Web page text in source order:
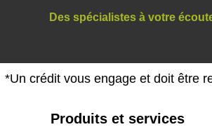
Des spécialistes à votre
*Un crédit vous engage et doit être
Produits et services